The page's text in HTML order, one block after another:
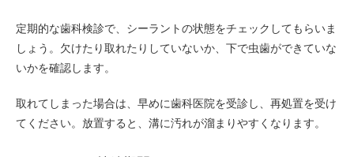
定期的な歯科検診で、シーラントの状態をチェックしてもらいま
しょう。欠けたり取れたりしていないか、下で虫歯ができていな
いかを確認します。
取れてしまった場合は、早めに歯科医院を受診し、再処置を受け
てください。放置すると、溝に汚れが溜まりやすくなります。